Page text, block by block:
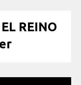
REINO